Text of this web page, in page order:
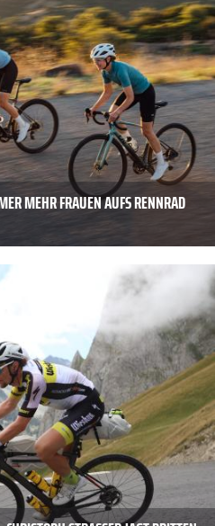
MEHR FRAUEN AUFS RENNRAD